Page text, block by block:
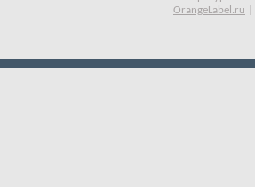
OrangeLabel.ru